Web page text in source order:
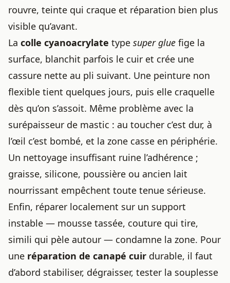
rouvre, teinte qui craque et réparation bien plus
visible qu’avant.
La colle cyanoacrylate type super glue fige la
surface, blanchit parfois le cuir et crée une
cassure nette au pli suivant. Une peinture non
flexible tient quelques jours, puis elle craquelle
dès qu’on s’assoit. Même problème avec la
surépaisseur de mastic : au toucher c’est dur, à
l’œil c’est bombé, et la zone casse en périphérie.
Un nettoyage insuffisant ruine l’adhérence ;
graisse, silicone, poussière ou ancien lait
nourrissant empêchent toute tenue sérieuse.
Enfin, réparer localement sur un support
instable — mousse tassée, couture qui tire,
simili qui pèle autour — condamne la zone. Pour
une réparation de canapé cuir durable, il faut
d’abord stabiliser, dégraisser, tester la souplesse